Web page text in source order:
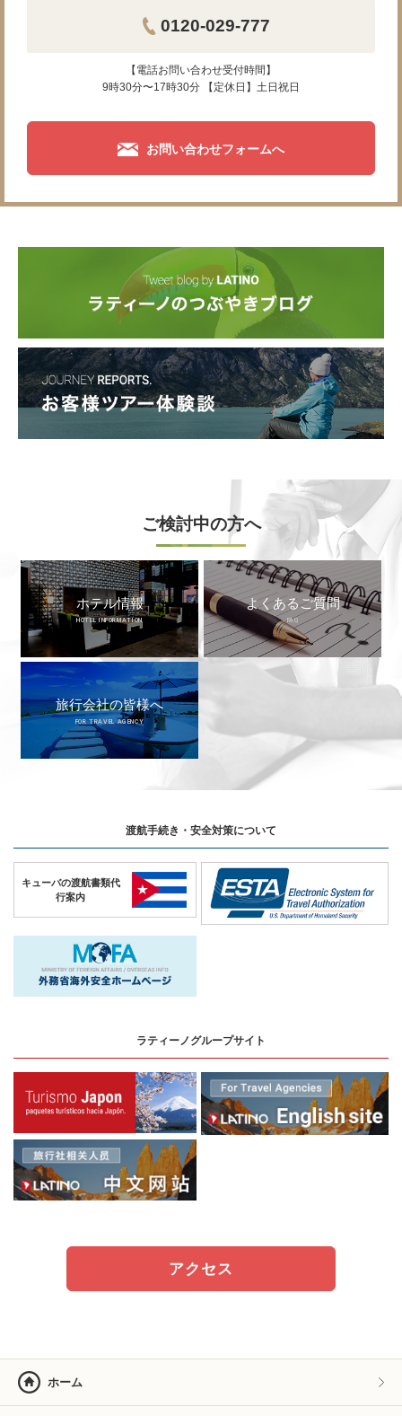
0120-029-777
【電話お問い合わせ受付時間】
9時30分〜17時30分 【定休日】土日祝日
お問い合わせフォームへ
ご検討中の方へ
ホテル情報
HOTEL INFORMATION
よくあるご質問
FAQ
旅行会社の皆様へ
FOR TRAVEL AGENCY
ラティーノグループサイト
アクセス
渡航手続き・安全対策について
キューバの渡航書類代
行案内
ホーム